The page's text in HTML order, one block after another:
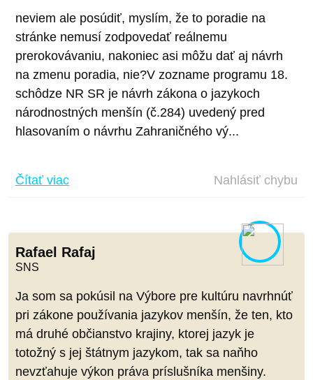
neviem ale posúdiť, myslím, že to poradie na
stránke nemusí zodpovedať reálnemu
prerokovávaniu, nakoniec asi môžu dať aj návrh
na zmenu poradia, nie?V zozname programu 18.
schôdze NR SR je návrh zákona o jazykoch
národnostných menšín (č.284) uvedený pred
hlasovaním o návrhu Zahraničného vý...
Čítať viac Nahlásiť chybu
Rafael Rafaj
SNS
Ja som sa pokúsil na Výbore pre kultúru navrhnúť
pri zákone používania jazykov menšín, že ten, kto
má druhé občianstvo krajiny, ktorej jazyk je
totožný s jej štátnym jazykom, tak sa naňho
nevzťahuje výkon práva príslušníka menšiny.